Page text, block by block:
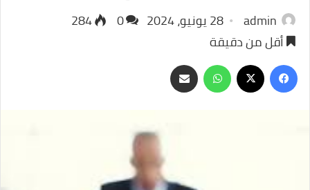
admin 28 يونيو، 2024 0
284
أقل من دقيقة
فيسبوك
‫X واتسابمشاركة
عبر